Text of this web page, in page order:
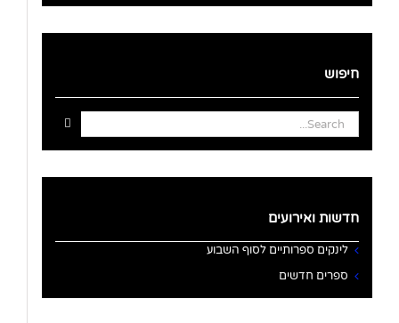
חיפוש
Search
for:
חדשות ואירועים
לינקים ספרותיים לסוף השבוע
ספרים חדשים